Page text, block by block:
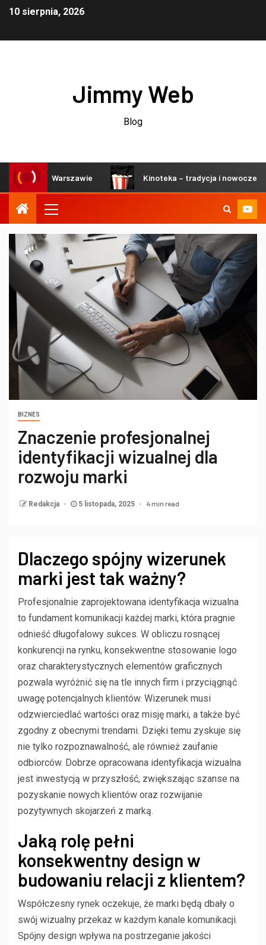
10 sierpnia, 2026
Jimmy Web
Blog
w Warszawie Kinoteka – tradycja i nowoczesność w
BIZNES
Znaczenie profesjonalnej
identyfikacji wizualnej dla
rozwoju marki
Redakcja 5 listopada, 2025 4 min read
Dlaczego spójny wizerunek
marki jest tak ważny?
Profesjonalnie zaprojektowana identyfikacja wizualna
to fundament komunikacji każdej marki, która pragnie
odnieść długofalowy sukces. W obliczu rosnącej
konkurencji na rynku, konsekwentne stosowanie logo
oraz charakterystycznych elementów graficznych
pozwala wyróżnić się na tle innych firm i przyciągnąć
uwagę potencjalnych klientów. Wizerunek musi
odzwierciedlać wartości oraz misję marki, a także być
zgodny z obecnymi trendami. Dzięki temu zyskuje się
nie tylko rozpoznawalność, ale również zaufanie
odbiorców. Dobrze opracowana identyfikacja wizualna
jest inwestycją w przyszłość, zwiększając szanse na
pozyskanie nowych klientów oraz rozwijanie
pozytywnych skojarzeń z marką.
Jaką rolę pełni
konsekwentny design w
budowaniu relacji z klientem?
Współczesny rynek oczekuje, że marki będą dbały o
swój wizualny przekaz w każdym kanale komunikacji.
Spójny design wpływa na postrzeganie jakości